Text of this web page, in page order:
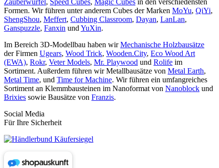
Zauberwürfel , Speed Cubes, Magic Cubes in den verschiedensten
Formen. Wir führen unter anderem Cubes der Marken MoYu, QiYi,
ShengShou, Meffert, Cubbing Classroom, Dayan, LanLan,
Ganspuzzle, Fanxin und YuXin.
Im Bereich 3D-Modellbau haben wirMechanische Holzbausätze
der Firmen Ugears, Wood Trick, Wooden.City, Eco Wood Art
(EWA), Rokr, Veter Models, Mr. Playwood und Rolife im
Sortiment. Außerdem führen wir Metallbausätze von Metal Earth,
Metal Time, und Time for Machine. Wir führen ein umfangreiches
Sortiment an Klemmbausteinen im Nanoformat von Nanoblock und
Brixies sowie Bausätze von Franzis.
Social Media
Für Ihre Sicherheit